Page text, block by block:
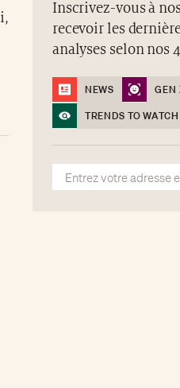
Inscrivez-vous à
recevoir les
analyses selon nos
NEWS GEN
TRENDS TO WATCH